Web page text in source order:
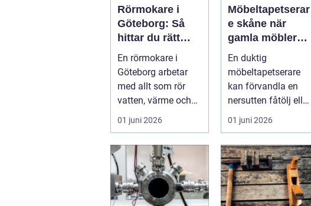
Rörmokare i
Göteborg: Så
hittar du rätt
hjälp för vatten,
värme och
avlopp
En rörmokare i
Göteborg arbetar
med allt som rör
vatten, värme och
avlopp, b&ari...
01 juni 2026
Möbeltapetserar
e skåne när
gamla möbler
får nytt liv
En duktig
möbeltapetserare
kan förvandla en
nersutten fåtölj eller
en fläckig soffa till
en favoritm...
01 juni 2026